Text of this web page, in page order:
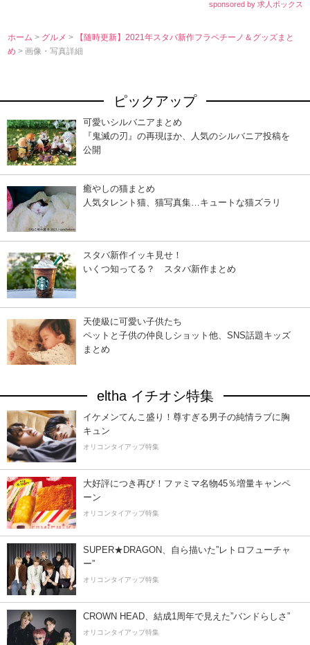
sponsored by 求人ボックス
ホーム > グルメ>
【随時更新】2021年スタバ新作フラペチーノ＆グッズまと
め> 画像・写真詳細
ピックアップ
可愛いシルバニアまとめ
『鬼滅の刃』の再現ほか、人気のシルバニア投稿を
公開
癒やしの猫まとめ
人気タレント猫、猫写真集…キュートな猫ズラリ
スタバ新作イッキ見せ！
いくつ知ってる？ スタバ新作まとめ
天使級に可愛い子供たち
ペットと子供の仲良しショット他、SNS話題キッズ
まとめ
eltha イチオシ特集
イケメンてんこ盛り！尊すぎる男子の純情ラブに胸
キュン
オリコンタイアップ特集
大好評につき再び！ファミマ名物45％増量キャンペ
ーン
オリコンタイアップ特集
SUPER★DRAGON、自ら描いた”レトロフューチャ
ー”
オリコンタイアップ特集
CROWN HEAD、結成1周年で見えた”バンドらしさ”
オリコンタイアップ特集